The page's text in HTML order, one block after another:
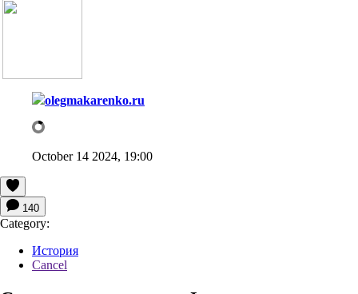
olegmakarenko.ru
October 14 2024, 19:00
140
Category:
История
Cancel